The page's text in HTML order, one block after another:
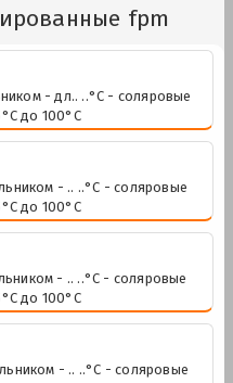
fpm
- дл.. ..°С - соляровые
до 100°С
- .. ..°С - соляровые
до 100°С
- .. ..°С - соляровые
до 100°С
- .. ..°С - соляровые